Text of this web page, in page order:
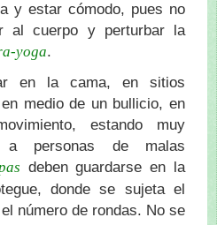
y estar cómodo, pues no
al cuerpo y perturbar la
yoga.
en la cama, en sitios
medio de un bullicio, en
estando muy
personas de malas
deben guardarse en la
donde se sujeta el
número de rondas. No se